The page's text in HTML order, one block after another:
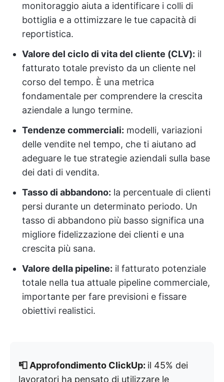
monitoraggio aiuta a identificare i colli di
bottiglia e a ottimizzare le tue capacità di
reportistica.
Valore del ciclo di vita del cliente (CLV): il
fatturato totale previsto da un cliente nel
corso del tempo. È una metrica
fondamentale per comprendere la crescita
aziendale a lungo termine.
Tendenze commerciali: modelli, variazioni
delle vendite nel tempo, che ti aiutano ad
adeguare le tue strategie aziendali sulla base
dei dati di vendita.
Tasso di abbandono: la percentuale di clienti
persi durante un determinato periodo. Un
tasso di abbandono più basso significa una
migliore fidelizzazione dei clienti e una
crescita più sana.
Valore della pipeline: il fatturato potenziale
totale nella tua attuale pipeline commerciale,
importante per fare previsioni e fissare
obiettivi realistici.
📮 Approfondimento ClickUp: il 45% dei
lavoratori ha pensato di utilizzare le